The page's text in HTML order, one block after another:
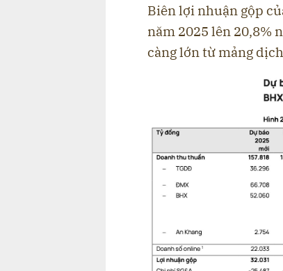
Biên lợi nhuận gộp
năm 2025 lên 20,8%
càng lớn từ mảng